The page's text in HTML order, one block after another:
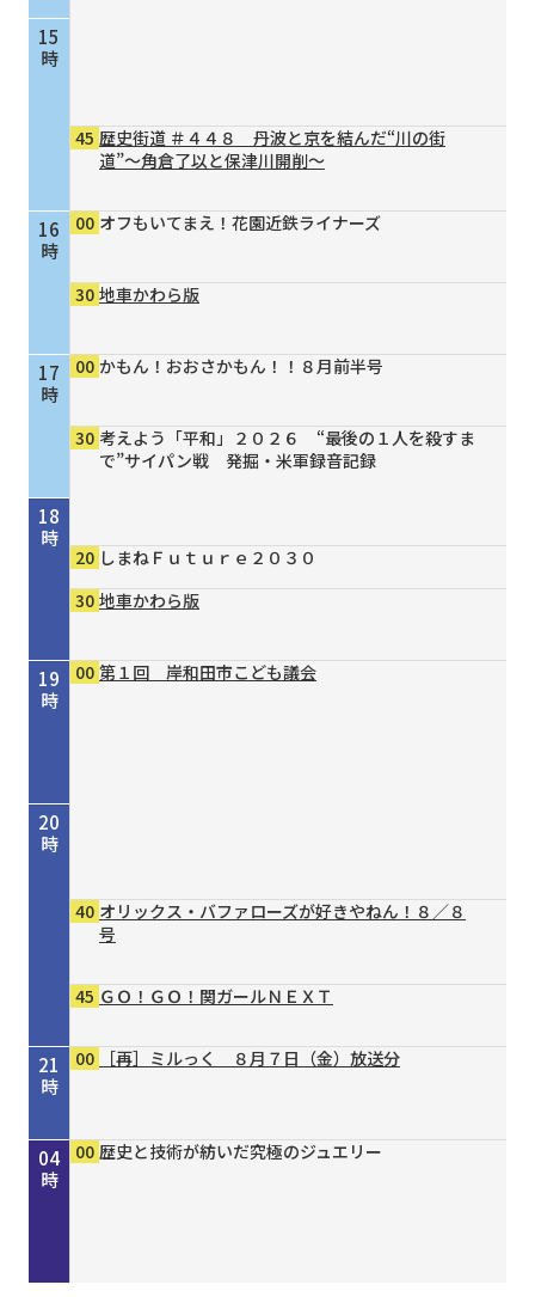
15
時
16
時
17
時
18
時
19
時
20
時
21
時
22
時
23
時
00
時
01
時
02
時
03
時
04
時
45 歴史街道 ＃４４８ 丹波と京を結んだ“川の街
道”～角倉了以と保津川開削～
00 オフもいてまえ！花園近鉄ライナーズ
30 地車かわら版
00 かもん！おおさかもん！！８月前半号
30 考えよう「平和」２０２６ “最後の１人を殺すま
で”サイパン戦 発掘・米軍録音記録
20 しまねＦｕｔｕｒｅ２０３０
30 地車かわら版
00 第１回 岸和田市こども議会
40 オリックス・バファローズが好きやねん！８／８
号
45 ＧＯ！ＧＯ！関ガールＮＥＸＴ
00 ［再］ミルっく ８月７日（金）放送分
00 きしわだネイチャー探訪 ＃１６８
30 地車かわら版
00 Ｄａｙ Ｔｒｉｐｐｅｒ ＃７９
15 歴史街道 ＃４４８ 丹波と京を結んだ“川の街
30 ＧＯ！ＧＯ！関ガールＮＥＸＴ
45 オリックス・バファローズが好きやねん！８／８
50 しまねＦｕｔｕｒｅ２０３０
00 ホトケ女史のぶらりまいり 「郡山八幡神社」編
15 歴史街道 ＃４４８ 丹波と京を結んだ“川の街
30 地車かわら版
00 誰でも簡単にオシャレネイル HOMEI
00 歴史と技術が紡いだ究極のジュエリー
00 歴史と技術が紡いだ究極のジュエリー
00 歴史と技術が紡いだ究極のジュエリー